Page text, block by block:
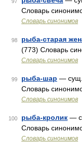
Словарь
Словарь синонимов
98 рыба-старая
(773) Словарь
Словарь синонимов
99 рыба-шар —
Словарь
Словарь синонимов
100 рыба-кролик —
Словарь
Словарь синонимов